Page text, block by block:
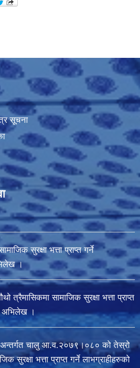
सूचना
सुरक्षा भत्ता प्राप्त गर्ने
।
सामाजिक सुरक्षा भत्ता प्राप्त
अभिलेख ।
अन्तर्गत चालु आ‍.व.२०७९।०८० को तेस्रो
सुरक्षा भत्ता प्राप्त गर्ने लाभग्राहीहरुको